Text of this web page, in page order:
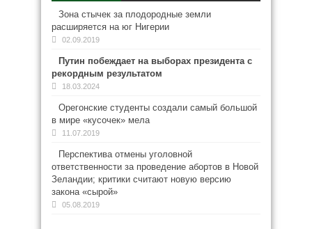
Зона стычек за плодородные земли
расширяется на юг Нигерии
02.09.2019
Путин побеждает на выборах президента с
рекордным результатом
18.03.2024
Орегонские студенты создали самый большой
в мире «кусочек» мела
11.07.2019
Перспектива отмены уголовной
ответственности за проведение абортов в Новой
Зеландии; критики считают новую версию
закона «сырой»
05.08.2019